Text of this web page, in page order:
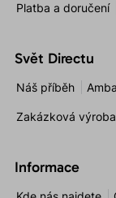
Platba a doručení
Svět Directu
Náš příběh
Zakázková výroba
Informace